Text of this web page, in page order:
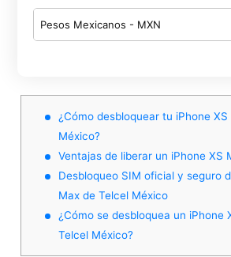
Pesos Mexicanos - MXN
¿Cómo desbloquear tu iPhone
México?
Ventajas de liberar un iPhone XS
Desbloqueo SIM oficial y seguro
Max de Telcel México
¿Cómo se desbloquea un iPhone
Telcel México?